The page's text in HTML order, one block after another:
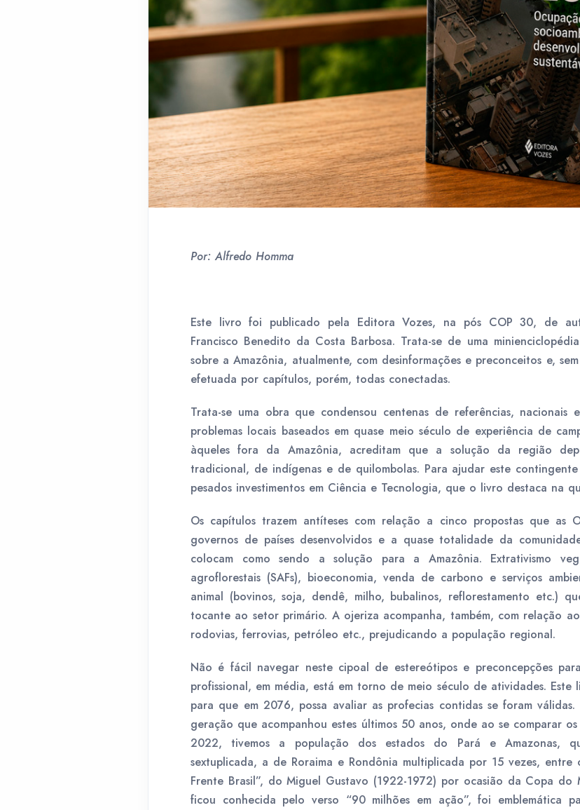
Por: Alfredo Homma
Este livro foi publicado pela Editora Vozes, na pós COP 30, de
Francisco Benedito da Costa Barbosa. Trata-se de uma
sobre a Amazônia, atualmente, com desinformações e preconceitos e,
efetuada por capítulos, porém, todas conectadas.
Trata-se uma obra que condensou centenas de referências, nacionais
problemas locais baseados em quase meio século de experiência de
àqueles fora da Amazônia, acreditam que a solução da região
tradicional, de indígenas e de quilombolas. Para ajudar este
pesados investimentos em Ciência e Tecnologia, que o livro destaca na
Os capítulos trazem antíteses com relação a cinco propostas que as
governos de países desenvolvidos e a quase totalidade da
colocam como sendo a solução para a Amazônia. Extrativismo
agroflorestais (SAFs), bioeconomia, venda de carbono e serviços
animal (bovinos, soja, dendê, milho, bubalinos, reflorestamento etc.)
tocante ao setor primário. A ojeriza acompanha, também, com relação
rodovias, ferrovias, petróleo etc., prejudicando a população regional.
Não é fácil navegar neste cipoal de estereótipos e preconcepções
profissional, em média, está em torno de meio século de atividades. Este
para que em 2076, possa avaliar as profecias contidas se foram
geração que acompanhou estes últimos 50 anos, onde ao se comparar
2022, tivemos a população dos estados do Pará e Amazonas,
sextuplicada, a de Roraima e Rondônia multiplicada por 15 vezes, entre
Frente Brasil”, do Miguel Gustavo (1922-1972) por ocasião da Copa
ficou conhecida pelo verso “90 milhões em ação”, foi emblemática